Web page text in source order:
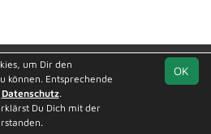
soccero.de
Impressum
Datenschutz
OK
um Dir den
können. Entsprechende
Datenschutz.
Du Dich mit der